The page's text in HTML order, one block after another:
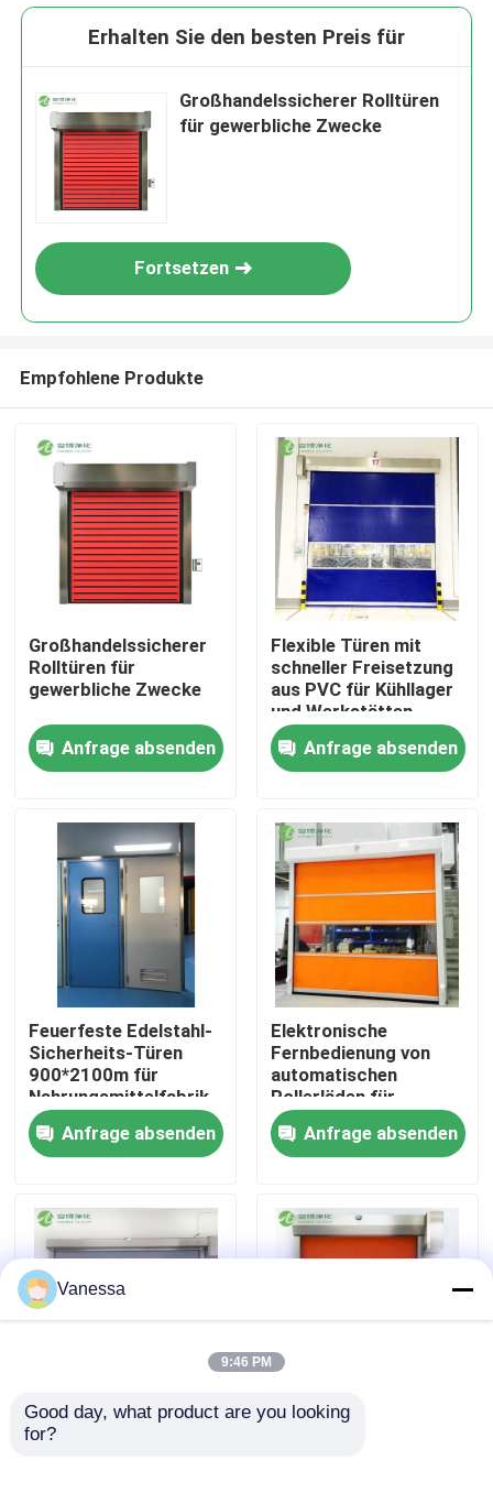
Haus
Produkte
Über uns
Fabrik-Ausflug
Qualitätskontrolle
Treten Sie mit uns in Verbindung
Nachrichten
Modularer Operationssaal
Erhalten Sie den besten Preis für
Großhandelssicherer Rolltüren
für gewerbliche Zwecke
Fortsetzen
Empfohlene Produkte
Großhandelssicherer
Rolltüren für
gewerbliche Zwecke
Anfrage absenden
Flexible Türen mit
schneller Freisetzung
aus PVC für Kühllager
und Werkstätten
Anfrage absenden
Feuerfeste Edelstahl-
Sicherheits-Türen
900*2100m für
Nahrungsmittelfabrik-
Labor
Anfrage absenden
Elektronische
Fernbedienung von
automatischen
Rollerläden für
gewerbliche Zwecke
Anfrage absenden
AMBER Feuerfeste
Gewerbe- und
B1 Flammschutz-
Vanessa
9:46 PM
Good day, what product are you looking
for?